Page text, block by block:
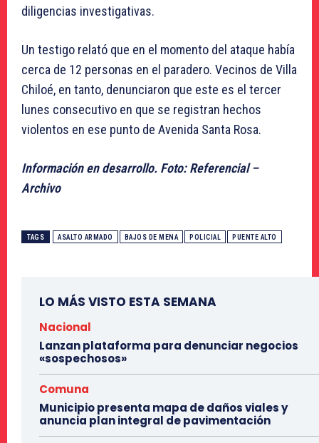
diligencias investigativas.
Un testigo relató que en el momento del ataque había
cerca de 12 personas en el paradero. Vecinos de Villa
Chiloé, en tanto, denunciaron que este es el tercer
lunes consecutivo en que se registran hechos
violentos en ese punto de Avenida Santa Rosa.
Información en desarrollo. Foto: Referencial –
Archivo
TAGS ASALTO ARMADO BAJOS DE MENA POLICIAL PUENTE ALTO
LO MÁS VISTO ESTA SEMANA
Nacional
Lanzan plataforma para denunciar negocios
«sospechosos»
Comuna
Municipio presenta mapa de daños viales y
anuncia plan integral de pavimentación